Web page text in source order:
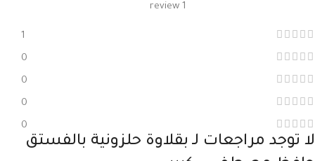
1 review
1
0
0
0
0
لا توجد مراجعات لـ بقلاوة حلزونية بالفستق